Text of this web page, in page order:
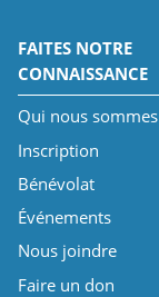
FAITES NOTRE
CONNAISSANCE
Qui nous sommes
Inscription
Bénévolat
Événements
Nous joindre
Faire un don